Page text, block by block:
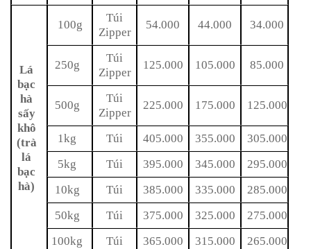
Lá
bạc
hà
sấy
khô
(trà
lá
bạc
hà)
100g
Túi
Zipper
54.000 44.000 34.000
250g
Túi
Zipper
125.000 105.000 85.000
500g
Túi
Zipper
225.000 175.000 125.000
1kg Túi 405.000 355.000
305.000
5kg
Túi 395.000 345.000
295.000
10kg
Túi 385.000 335.000
285.000
50kg
Túi 375.000 325.000
275.000
100kg
Túi 365.000 315.000 265.000